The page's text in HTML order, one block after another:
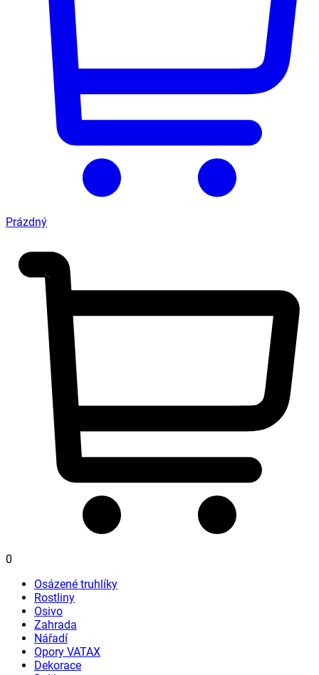
Prázdný
0
Osázené truhlíky
Rostliny
Osivo
Zahrada
Nářadí
Opory VATAX
Dekorace